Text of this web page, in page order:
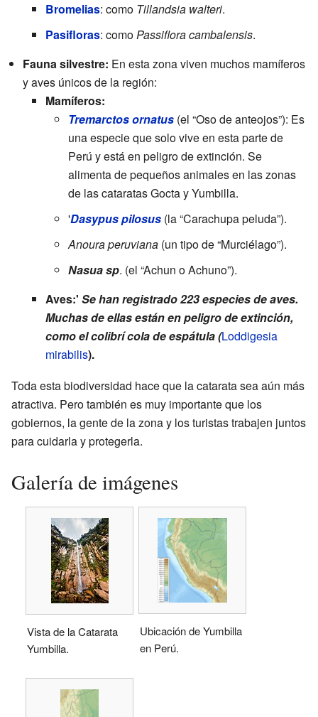
Bromelias: como Tillandsia walteri.
Pasifloras: comoPassiflora cambalensis.
Fauna silvestre: En esta zona viven muchos mamíferos
y aves únicos de la región:
Mamíferos:
Tremarctos ornatus (el “Oso de anteojos”): Es
una especie que solo vive en esta parte de
Perú y está en peligro de extinción. Se
alimenta de pequeños animales en las zonas
de las cataratas Gocta y Yumbilla.
'Dasypus pilosus (la “Carachupa peluda”).
Anoura peruviana (un tipo de “Murciélago”).
Nasua sp. (el “Achun o Achuno”).
Aves:' Se han registrado 223 especies de aves.
Muchas de ellas están en peligro de extinción,
como el colibrí cola de espátula (Loddigesia
mirabilis).
Toda esta biodiversidad hace que la catarata sea aún más
atractiva. Pero también es muy importante que los
gobiernos, la gente de la zona y los turistas trabajen juntos
para cuidarla y protegerla.
Galería de imágenes
Vista de la Catarata
Yumbilla.
Ubicación de Yumbilla
en Perú.